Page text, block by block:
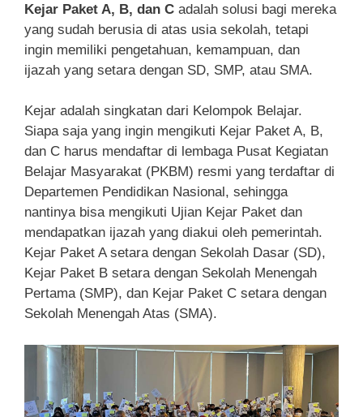
Kejar Paket A, B, dan C adalah solusi bagi mereka
yang sudah berusia di atas usia sekolah, tetapi
ingin memiliki pengetahuan, kemampuan, dan
ijazah yang setara dengan SD, SMP, atau SMA.
Kejar adalah singkatan dari Kelompok Belajar.
Siapa saja yang ingin mengikuti Kejar Paket A, B,
dan C harus mendaftar di lembaga Pusat Kegiatan
Belajar Masyarakat (PKBM) resmi yang terdaftar di
Departemen Pendidikan Nasional, sehingga
nantinya bisa mengikuti Ujian Kejar Paket dan
mendapatkan ijazah yang diakui oleh pemerintah.
Kejar Paket A setara dengan Sekolah Dasar (SD),
Kejar Paket B setara dengan Sekolah Menengah
Pertama (SMP), dan Kejar Paket C setara dengan
Sekolah Menengah Atas (SMA).